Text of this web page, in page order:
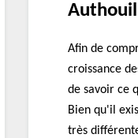
Afin de
croissance
de savoir ce
Bien qu'il
très